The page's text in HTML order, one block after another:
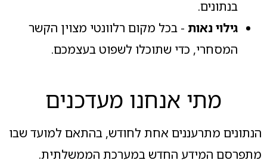
בנתונים.
גילוי נאות- בכל מקום רלוונטי מצוין הקשר
המסחרי, כדי שתוכלו לשפוט בעצמכם.
מתי אנחנו מעדכנים
הנתונים מתרעננים אחת לחודש, בהתאם למועד שבו
מתפרסם המידע החדש במערכת הממשלתית.